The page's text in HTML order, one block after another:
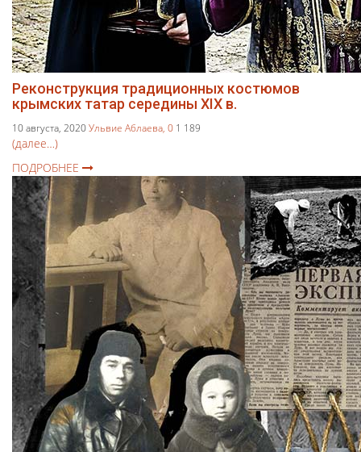
Реконструкция традиционных костюмов
крымских татар середины XIX в.
10 августа, 2020Ульвие Аблаева, 0 1 189
(далее…)
ПОДРОБНЕЕ